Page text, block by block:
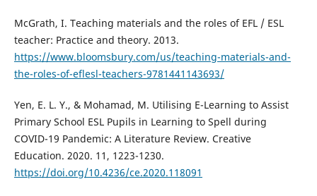
McGrath, I. Teaching materials and the roles of EFL / ESL
teacher: Practice and theory. 2013.
https://www.bloomsbury.com/us/teaching-materials-and-
the-roles-of-eflesl-teachers-9781441143693/
Yen, E. L. Y., & Mohamad, M. Utilising E-Learning to Assist
Primary School ESL Pupils in Learning to Spell during
COVID-19 Pandemic: A Literature Review. Creative
Education. 2020. 11, 1223-1230.
https://doi.org/10.4236/ce.2020.118091